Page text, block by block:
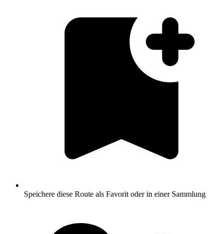
Speichere diese Route als Favorit oder in einer Sammlung